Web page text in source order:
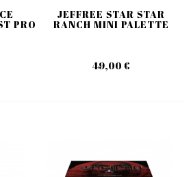
PRO
JEFFREE STAR STAR
RANCH MINI PALETTE
49,00 €